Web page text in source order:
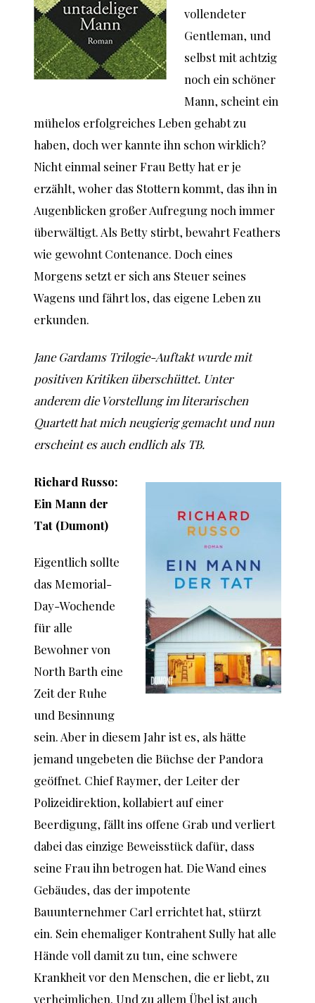
vollendeter
Gentleman, und
selbst mit achtzig
noch ein schöner
Mann, scheint ein
mühelos erfolgreiches Leben gehabt zu
haben, doch wer kannte ihn schon wirklich?
Nicht einmal seiner Frau Betty hat er je
erzählt, woher das Stottern kommt, das ihn in
Augenblicken großer Aufregung noch immer
überwältigt. Als Betty stirbt, bewahrt Feathers
wie gewohnt Contenance. Doch eines
Morgens setzt er sich ans Steuer seines
Wagens und fährt los, das eigene Leben zu
erkunden.
Jane Gardams Trilogie-Auftakt wurde mit
positiven Kritiken überschüttet. Unter
anderem die Vorstellung im literarischen
Quartett hat mich neugierig gemacht und nun
erscheint es auch endlich als TB.
Richard Russo:
Ein Mann der
Tat (Dumont)
Eigentlich sollte
das Memorial-
Day-Wochende
für alle
Bewohner von
North Barth eine
Zeit der Ruhe
und Besinnung
sein. Aber in diesem Jahr ist es, als hätte
jemand ungebeten die Büchse der Pandora
geöffnet. Chief Raymer, der Leiter der
Polizeidirektion, kollabiert auf einer
Beerdigung, fällt ins offene Grab und verliert
dabei das einzige Beweisstück dafür, dass
seine Frau ihn betrogen hat. Die Wand eines
Gebäudes, das der impotente
Bauunternehmer Carl errichtet hat, stürzt
ein. Sein ehemaliger Kontrahent Sully hat alle
Hände voll damit zu tun, eine schwere
Krankheit vor den Menschen, die er liebt, zu
verheimlichen. Und zu allem Übel ist auch